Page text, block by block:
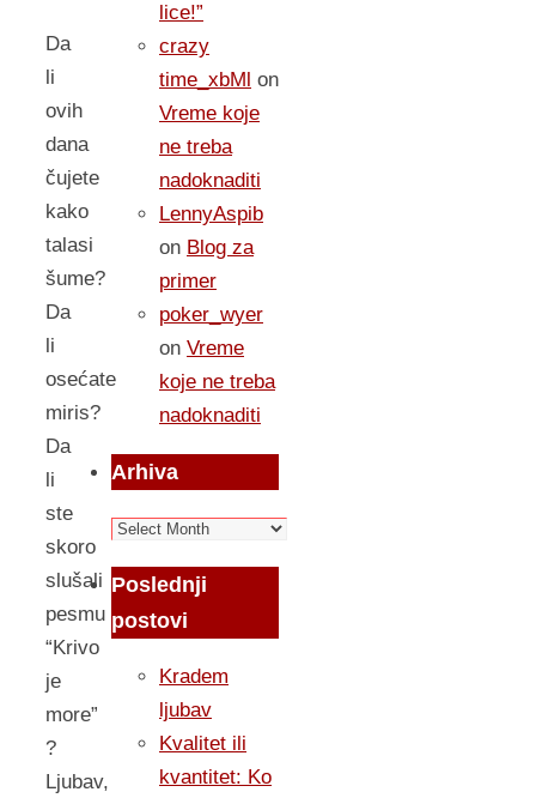
Da
li
ovih
dana
čujete
kako
talasi
šume?
Da
li
osećate
miris?
Da
li
ste
skoro
slušali
pesmu
“Krivo
je
more”
?
Ljubav,
lice!”
crazy
time_xbMl on
Vreme koje
ne treba
nadoknaditi
LennyAspib
on Blog za
primer
poker_wyer
on Vreme
koje ne treba
nadoknaditi
Arhiva
Arhiva
Poslednji
postovi
Kradem
ljubav
Kvalitet ili
kvantitet: Ko